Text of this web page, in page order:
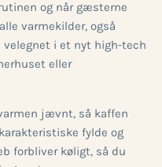
og når gæsterne
varmekilder, også
i et nyt high-tech
eller
jævnt, så kaffen
fylde og
forbliver køligt, så du